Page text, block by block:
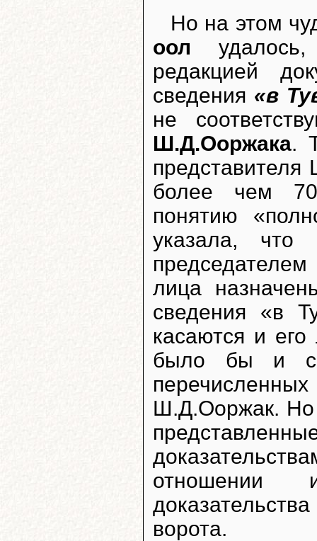
Но на этом
оол удалось,
редакцией
сведения «в
не
Ш.Д.Ооржака.
более чем
понятию
указала, что
лица
сведения «в
касаются и
было бы и
Ш.Д.Ооржак. Но
отношении
ворота.